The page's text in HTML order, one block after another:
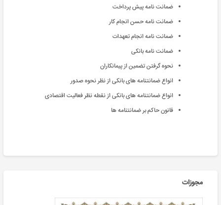
ضمانت نامه پیش پرداخت
ضمانت نامه حسن انجام کار
ضمانت نامه انجام تعهدات
ضمانت نامه بانکی
نحوه گرفتن تضمین از پیمانکاران
انواع ضمانتنامه های بانکی از نظر نحوه صدور
انواع ضمانتنامه های بانکی از نقطه نظر فعالیت اقتصادی
قانون حاکم بر ضمانتنامه ها
مجوزات